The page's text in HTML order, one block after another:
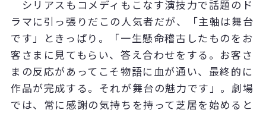
シリアスもコメディもこなす演技力で話題のド
ラマに引っ張りだこの人気者だが、「主軸は舞台
です」ときっぱり。「一生懸命稽古したものをお
客さまに見てもらい、答え合わせをする。お客さ
まの反応があってこそ物語に血が通い、最終的に
作品が完成する。それが舞台の魅力です」。劇場
では、常に感謝の気持ちを持って芝居を始めると